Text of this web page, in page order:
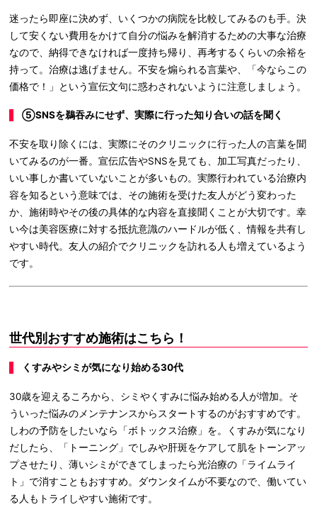
迷ったら即座に決めず、いくつかの病院を比較してみるのも手。決
して安くない費用をかけて自分の悩みを解消するための大事な治療
なので、納得できなければ一度持ち帰り、再考するくらいの余裕を
持って。治療は逃げません。不安を煽られる言葉や、「今ならこの
価格で！」という宣伝文句に惑わされないように注意しましょう。
⑤SNSを鵜吞みにせず、実際に行った知り合いの話を聞く
不安を取り除くには、実際にそのクリニックに行った人の言葉を聞
いてみるのが一番。宣伝広告やSNSを見ても、加工写真だったり、
いい事しか書いていないことが多いもの。実際行われている治療内
容を知るという意味では、その施術を受けた友人がどう変わった
か、施術時やその後の具体的な内容を直接聞くことが大切です。幸
い今は美容医療に対する抵抗意識のハードルが低く、情報を共有し
やすい時代。友人の紹介でクリニックを訪れる人も増えているよう
です。
世代別おすすめ施術はこちら！
くすみやシミが気になり始める30代
30歳を迎えるころから、シミやくすみに悩み始める人が増加。そ
ういった悩みのメンテナンスからスタートするのがおすすめです。
しわの予防をしたいなら「ボトックス治療」を。くすみが気になり
だしたら、「トーニング」でしみや肝斑をケアして肌をトーンアッ
プさせたり、薄いシミができてしまったら光治療の「ライムライ
ト」で消すこともおすすめ。ダウンタイムが不要なので、働いてい
る人もトライしやすい施術です。